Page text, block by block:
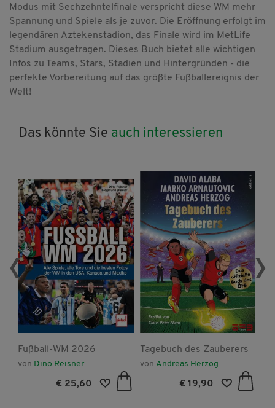
Modus mit Sechzehntelfinale verspricht diese WM mehr
Spannung und Spiele als je zuvor. Die Eröffnung erfolgt im
legendären Aztekenstadion, das Finale wird im MetLife
Stadium ausgetragen. Dieses Buch bietet alle wichtigen
Infos zu Teams, Stars, Stadien und Hintergründen - die
perfekte Vorbereitung auf das größte Fußballereignis der
Welt!
Das könnte Sie auch interessieren
Fußball-WM 2026
von Dino Reisner
€ 25,60
Tagebuch des Zauberers
von Andreas Herzog
€ 19,90
‹ ›